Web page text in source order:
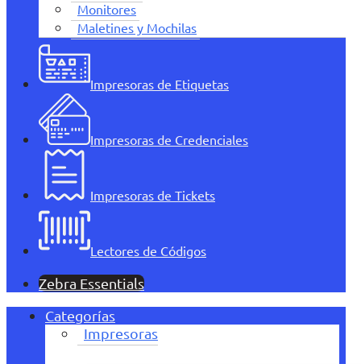
Monitores
Maletines y Mochilas
Impresoras de Etiquetas
Impresoras de Credenciales
Impresoras de Tickets
Lectores de Códigos
Zebra Essentials
Categorías
Impresoras